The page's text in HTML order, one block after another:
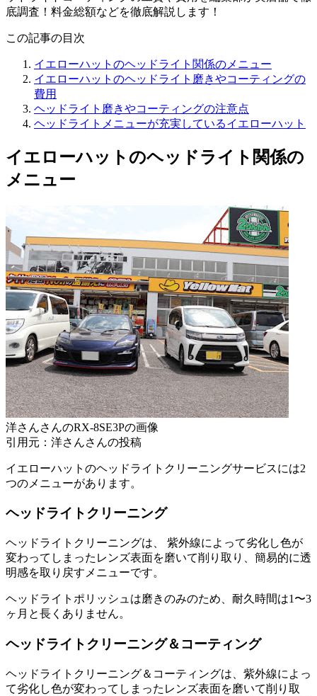
底調査！料金総額などを徹底解説します！
この記事の目次
イエローハットのヘッドライト関係のメニュー
イエローハットのヘッドライト磨きやコーティングの
費用
ヘッドライト磨きやコーティングの注意点
ヘッドライトメニューが充実しているイエローハット
イエローハットのヘッドライト関係の
メニュー
洋さんさんのRX-8SE3Pの画像
引用元：洋さんさんの投稿
イエローハットのヘッドライトクリーニングサービスには2
つのメニューがあります。
ヘッドライトクリーニング
ヘッドライトクリーニングは、 紫外線によって劣化し色が
変わってしまったレンズ表面を磨いて削り取り、簡易的に透
明感を取り戻すメニューです。
ヘッドライトポリッシュは磨きのみのため、耐久時間は1〜3
ヶ月と長くありません。
ヘッドライトクリーニング＆コーティング
ヘッドライトクリーニング＆コーティングは、紫外線によっ
て劣化し色が変わってしまったレンズ表面を磨いて削り取